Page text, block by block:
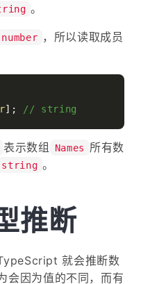
。
number ，所以读取成员
]; // string
表示数组 Names
所有数
string 。
推断
就会推断数
会因为值的不同，而有